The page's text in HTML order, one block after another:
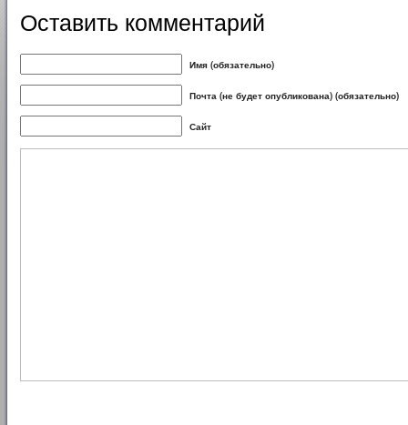
Оставить комментарий
Имя (обязательно)
Почта (не будет опубликована) (обязательно)
Сайт